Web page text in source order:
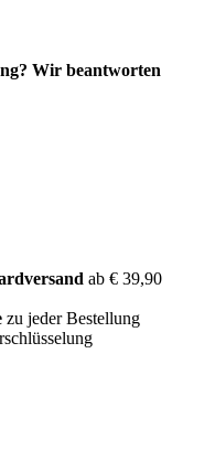
Wir beantworten
ab € 39,90
zu jeder Bestellung